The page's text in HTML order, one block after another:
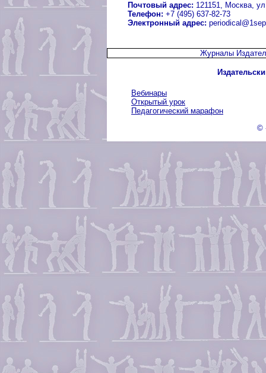
Почтовый адрес: 121151, Москва,
Телефон: +7 (495) 637-82-73
Электронный адрес:
Журналы
Вебинары
Открытый урок
Педагогический марафон
©